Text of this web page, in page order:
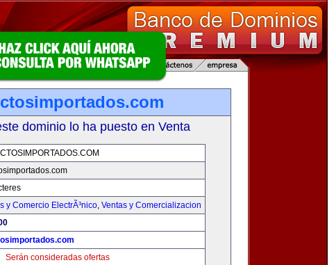
dominio lo ha puesto en Venta
y Comercio ElectrÃ³nico, Ventas y Comercializacion
Serán consideradas ofertas